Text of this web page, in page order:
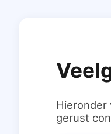
Hieronder
gerust